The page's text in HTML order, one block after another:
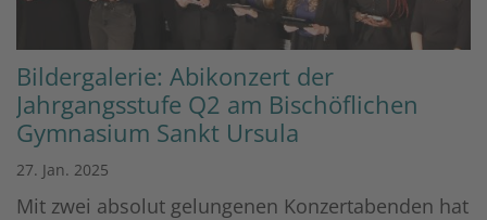
Bildergalerie: Abikonzert der
Jahrgangsstufe Q2 am Bischöflichen
Gymnasium Sankt Ursula
27. Jan. 2025
Mit zwei absolut gelungenen Konzertabenden hat